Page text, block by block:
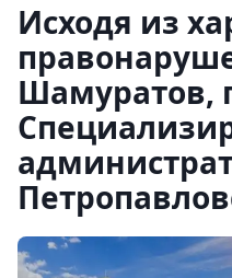
Исходя из
Шамуратов,